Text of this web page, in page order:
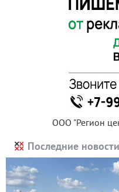
ООО "Регион
Последние новости